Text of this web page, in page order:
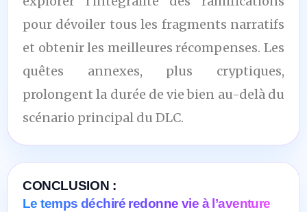
pour dévoiler tous les fragments narratifs
et obtenir les meilleures récompenses. Les
quêtes annexes, plus cryptiques,
prolongent la durée de vie bien au-delà du
scénario principal du DLC.
CONCLUSION :
Le temps déchiré redonne vie à l’aventure